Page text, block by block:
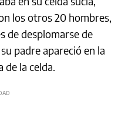
los otros 20 hombres,
de desplomarse de
padre apareció en la
de la celda.